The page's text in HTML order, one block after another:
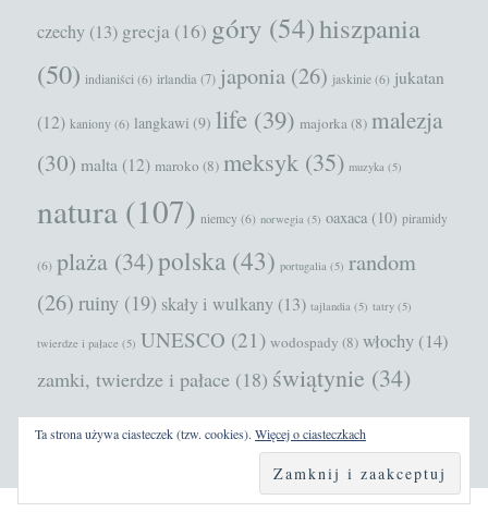
czechy (13) grecja (16) góry (54)hiszpania
(50) indianiści (6) irlandia (7) japonia (26) jaskinie (6) jukatan
(12) kaniony (6) langkawi (9) life (39) majorka(8) malezja
(30) malta (12) maroko (8) meksyk (35) muzyka (5)
natura (107) niemcy (6) norwegia (5) oaxaca (10) piramidy
(6) plaża (34)polska (43) portugalia (5) random
(26) ruiny (19) skały i wulkany (13) tajlandia (5) tatry (5)
twierdze i pałace (5) UNESCO (21) wodospady (8) włochy (14)
zamki, twierdze i pałace (18) świątynie (34)
Ta strona używa ciasteczek (tzw. cookies). Więcej o ciasteczkach